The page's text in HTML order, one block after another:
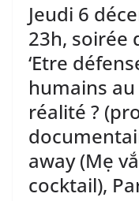
Jeudi 6
23h, soirée
‘Etre
humains
réalité ?
away (Mẹ
cocktail),